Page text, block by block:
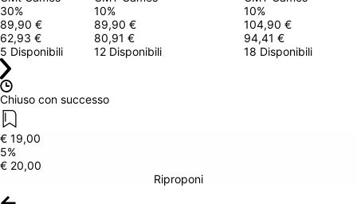
30%
89,90 €
62,93 €
5 Disponibili
10%
89,90 €
80,91 €
12 Disponibili
10%
104,90 €
94,41 €
18 Disponibili
Chiuso con successo
€ 19,00
5%
€ 20,00
Riproponi